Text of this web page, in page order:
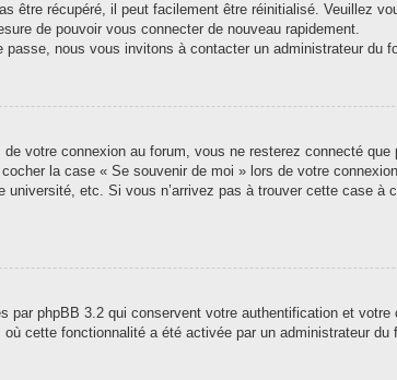
être récupéré, il peut facilement être réinitialisé. Veuillez
de pouvoir vous connecter de nouveau rapidement.
nous vous invitons à contacter un administrateur du
votre connexion au forum, vous ne resterez connecté
la case « Se souvenir de moi » lors de votre
etc. Si vous n’arrivez pas à trouver cette case à
par phpBB 3.2 qui conservent votre authentification et
cette fonctionnalité a été activée par un administrateur